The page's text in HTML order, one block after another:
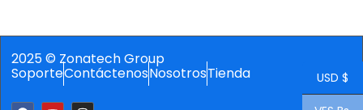
2025 © Zonatech Group
SoporteContáctenosNosotrosTienda USD $